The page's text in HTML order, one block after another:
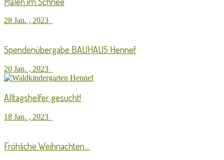
28 Jan. , 2023
Spendenübergabe BAUHAUS Hennef
20 Jan. , 2023
Alltagshelfer gesucht!
18 Jan. , 2023
Fröhliche Weihnachten…